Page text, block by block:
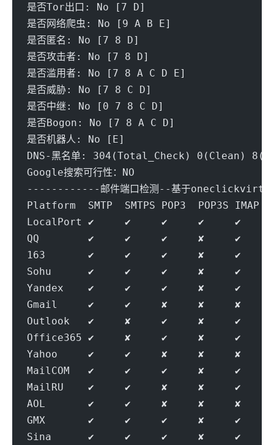
是否Tor出口: No [7 D]
是否网络爬虫: No [9 A B E]
是否匿名: No [7 8 D]
是否攻击者: No [7 8 D]
是否滥用者: No [7 8 A C D E]
是否威胁: No [7 8 C D]
是否中继: No [0 7 8 C D]
是否Bogon: No [7 8 A C D]
是否机器人: No [E]
DNS-黑名单: 304(Total_Check) 0(Clean)
Google搜索可行性：NO
------------邮件端口检测--基于
Platform  SMTP  SMTPS POP3  POP3S IMAP
LocalPort ✔     ✔     ✔     ✔     ✔
QQ        ✔     ✔     ✔     ✘     ✔
163       ✔     ✔     ✔     ✘     ✔
Sohu      ✔     ✔     ✔     ✘     ✔
Yandex    ✔     ✔     ✔     ✘     ✔
Gmail     ✔     ✔     ✘     ✘     ✘
Outlook   ✔     ✘     ✔     ✘     ✔
Office365 ✔     ✘     ✔     ✘     ✔
Yahoo     ✔     ✔     ✘     ✘     ✘
MailCOM   ✔     ✔     ✔     ✘     ✔
MailRU    ✔     ✔     ✘     ✘     ✔
AOL       ✔     ✔     ✘     ✘     ✘
GMX       ✔     ✔     ✔     ✘     ✔
Sina      ✔     ✔     ✔     ✘     ✔